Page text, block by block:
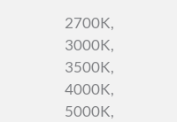
2700K,
3000K,
3500K,
4000K,
5000K,